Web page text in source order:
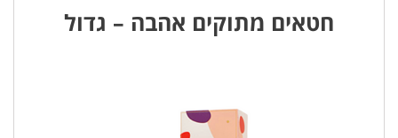
חטאים מתוקים אהבה – גדול